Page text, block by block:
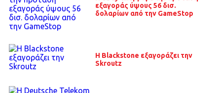
εξαγοράς ύψους 56 δισ.
δολαρίων από την GameStop
Η Blackstone εξαγοράζει την
Skroutz